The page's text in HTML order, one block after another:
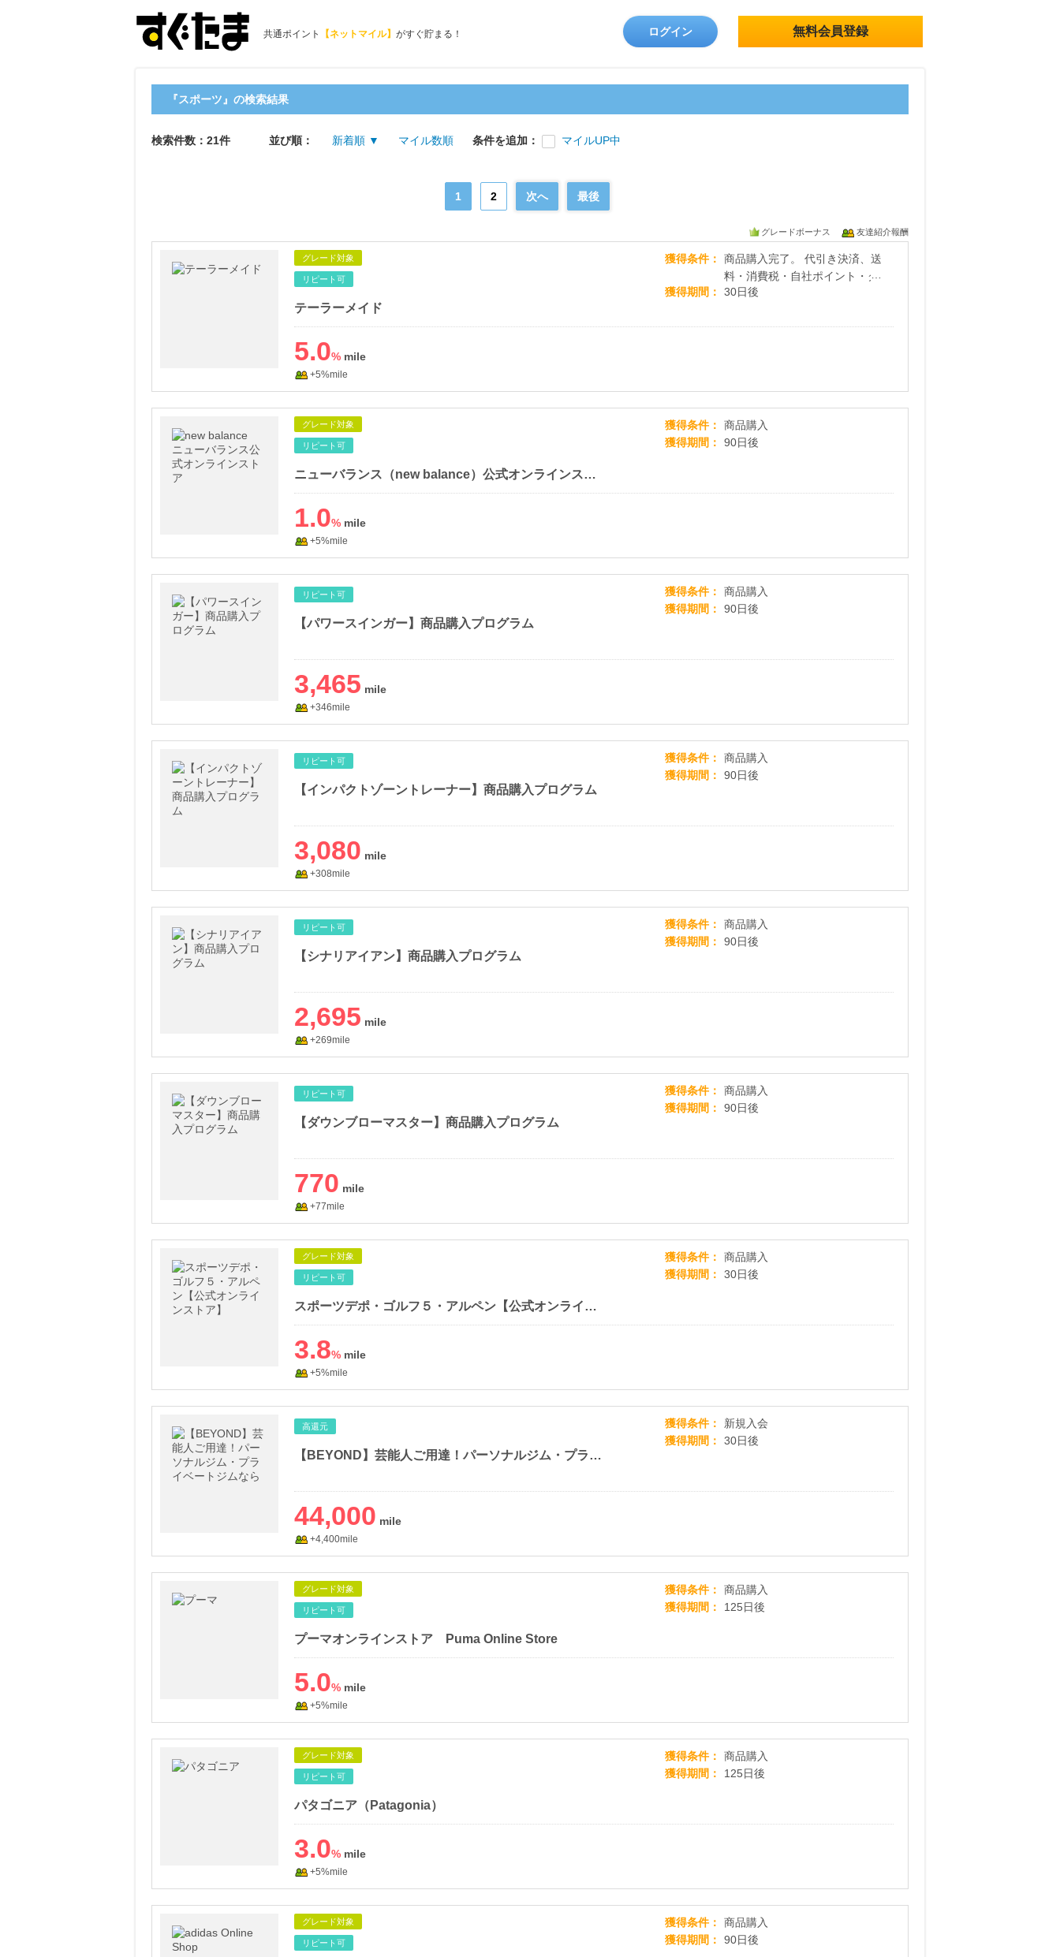
共通ポイント 【ネットマイル】 がすぐ貯まる！ ログイン 無料会員登録
『スポーツ』の検索結果
検索件数：21件 並び順： 新着順 ▼ マイル数順 条件を追加： マイルUP中
1 2 次へ 最後
グレードボーナス 友達紹介報酬
グレード対象
リピート可
テーラーメイド
獲得条件
商品購入完了。 代引き決済、送
料・消費税・自社ポイント・ク
ーポン利用分は売上金額対象外
獲得期間 30日後
5.0%
+5%mile
グレード対象
リピート可
ニューバランス（new balance）公式オンラインストア
獲得条件
商品購入
獲得期間
90日後
1.0%
+5%mile
リピート可
【パワースインガー】商品購入プログラム
獲得条件
商品購入
獲得期間
90日後
3,465
+346mile
リピート可
【インパクトゾーントレーナー】商品購入プログラム
獲得条件
商品購入
獲得期間
90日後
3,080
+308mile
リピート可
【シナリアイアン】商品購入プログラム
獲得条件
商品購入
獲得期間
90日後
2,695
+269mile
リピート可
【ダウンブローマスター】商品購入プログラム
獲得条件
商品購入
獲得期間
90日後
770
+77mile
グレード対象
リピート可
スポーツデポ・ゴルフ５・アルペン【公式オンラインストア】
獲得条件
商品購入
獲得期間
30日後
3.8%
+5%mile
高還元
【BEYOND】芸能人ご用達！パーソナルジム・プライベートジムなら
獲得条件
新規入会
獲得期間
30日後
44,000
+4,400mile
グレード対象
リピート可
プーマオンラインストア Puma Online Store
獲得条件
商品購入
獲得期間
125日後
5.0%
+5%mile
グレード対象
リピート可
パタゴニア（Patagonia）
獲得条件
商品購入
獲得期間
125日後
3.0%
+5%mile
グレード対象
リピート可
獲得条件
商品購入
獲得期間
90日後